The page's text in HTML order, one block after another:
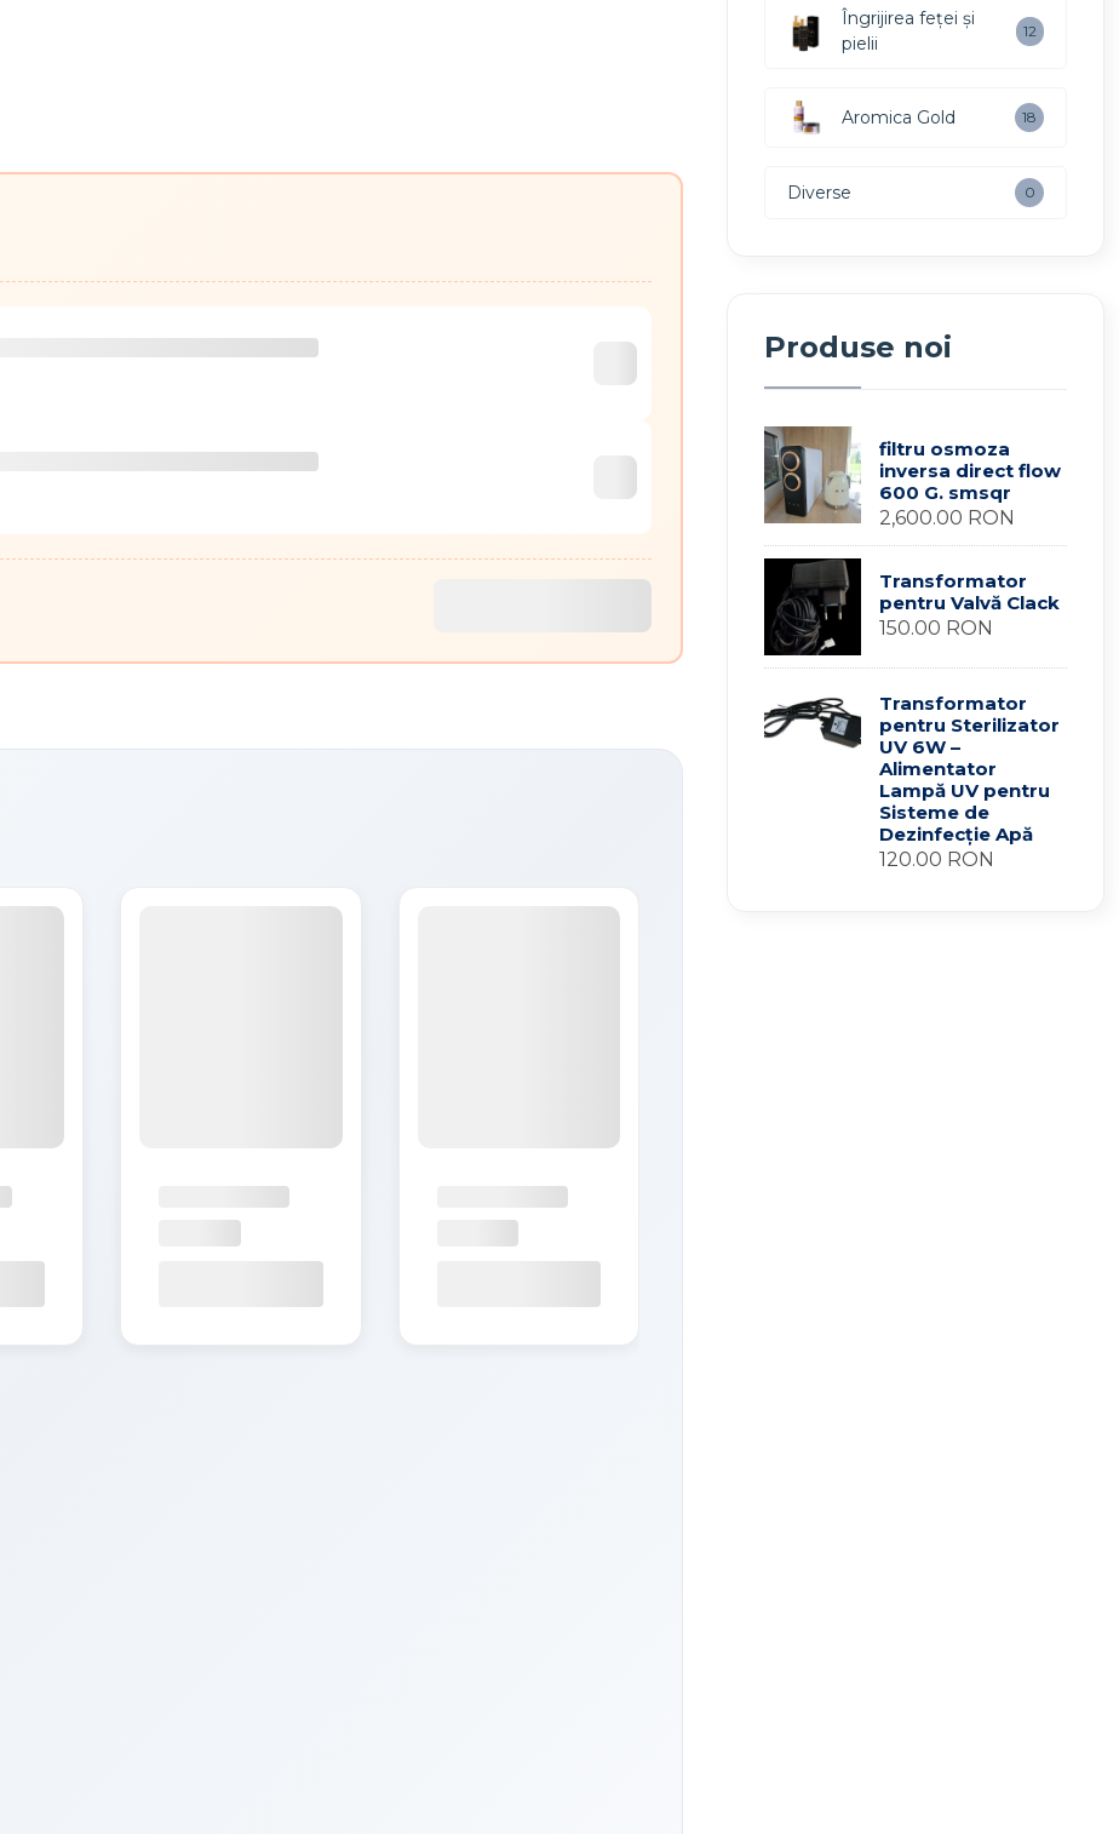
Îngrijirea feței și
pielii
12
Aromica Gold 18
Diverse 0
Produse noi
filtru osmoza
inversa direct flow
600 G. smsqr
2,600.00 RON
Transformator
pentru Valvă Clack
150.00 RON
Transformator
pentru Sterilizator
UV 6W –
Alimentator
Lampă UV pentru
Sisteme de
Dezinfecție Apă
120.00 RON